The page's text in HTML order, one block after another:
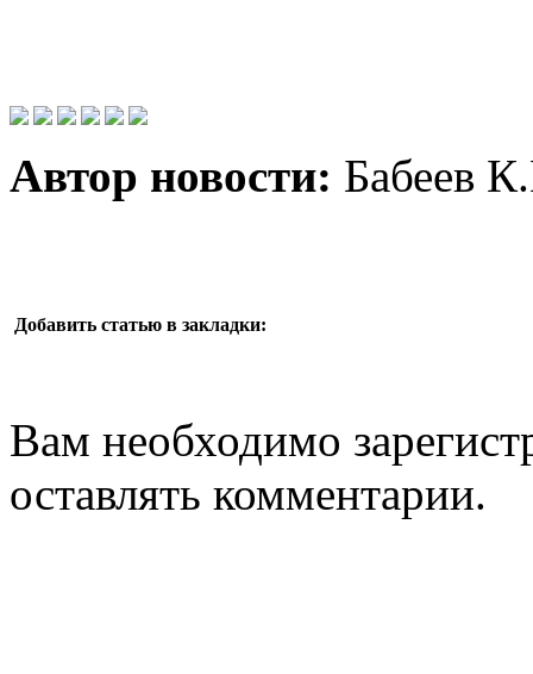
Автор новости: Бабеев
Добавить статью в закладки:
Вам необходимо
оставлять комментарии.